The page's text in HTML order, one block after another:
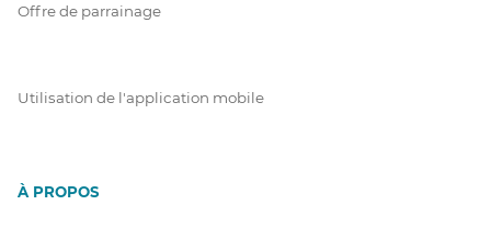
Offre de parrainage
Utilisation de l'application mobile
À PROPOS